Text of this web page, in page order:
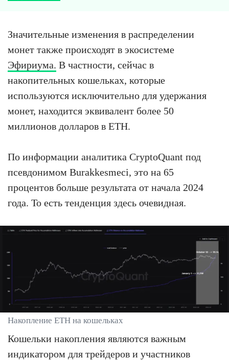
Значительные изменения в распределении
монет также происходят в экосистеме
Эфириума. В частности, сейчас в
накопительных кошельках, которые
используются исключительно для удержания
монет, находится эквивалент более 50
миллионов долларов в ETH.
По информации аналитика CryptoQuant под
псевдонимом Burakkesmeci, это на 65
процентов больше результата от начала 2024
года. То есть тенденция здесь очевидная.
Накопление ETH на кошельках
Кошельки накопления являются важным
индикатором для трейдеров и участников